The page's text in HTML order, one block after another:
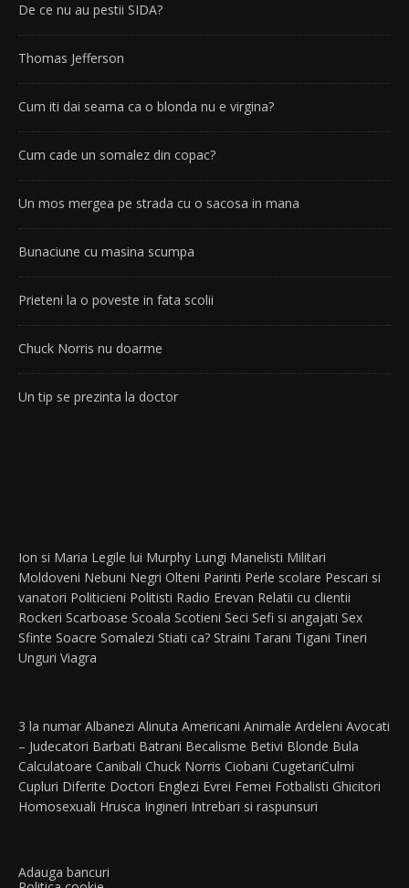
De ce nu au pestii SIDA?
Thomas Jefferson
Cum iti dai seama ca o blonda nu e virgina?
Cum cade un somalez din copac?
Un mos mergea pe strada cu o sacosa in mana
Bunaciune cu masina scumpa
Prieteni la o poveste in fata scolii
Chuck Norris nu doarme
Un tip se prezinta la doctor
Ion si Maria Legile lui Murphy Lungi Manelisti Militari
Moldoveni Nebuni Negri Olteni Parinti Perle scolare Pescari si
vanatori Politicieni Politisti Radio Erevan Relatii cu clientii
Rockeri Scarboase Scoala Scotieni Seci Sefi si angajati Sex
Sfinte Soacre Somalezi Stiati ca? Straini Tarani Tigani Tineri
Unguri Viagra
3 la numar Albanezi Alinuta Americani Animale Ardeleni Avocati
– Judecatori Barbati Batrani Becalisme Betivi Blonde Bula
Calculatoare Canibali Chuck Norris Ciobani CugetariCulmi
Cupluri Diferite Doctori Englezi Evrei Femei Fotbalisti Ghicitori
Homosexuali Hrusca Ingineri Intrebari si raspunsuri
Adauga bancuri